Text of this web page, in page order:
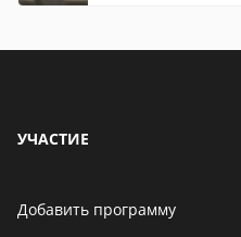
УЧАСТИЕ
Добавить программу